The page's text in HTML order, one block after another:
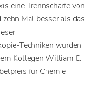
eine Trennschärfe von
Mal besser als das
Techniken wurden
Kollegen William E.
für Chemie